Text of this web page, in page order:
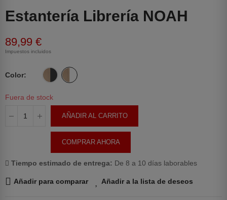
Estantería Librería NOAH
89,99 €
Impuestos incluidos
Color
Fuera de stock
AÑADIR AL CARRITO
COMPRAR AHORA
Tiempo estimado de entrega: De 8 a 10 días laborables
Añadir para comparar Añadir a la lista de deseos